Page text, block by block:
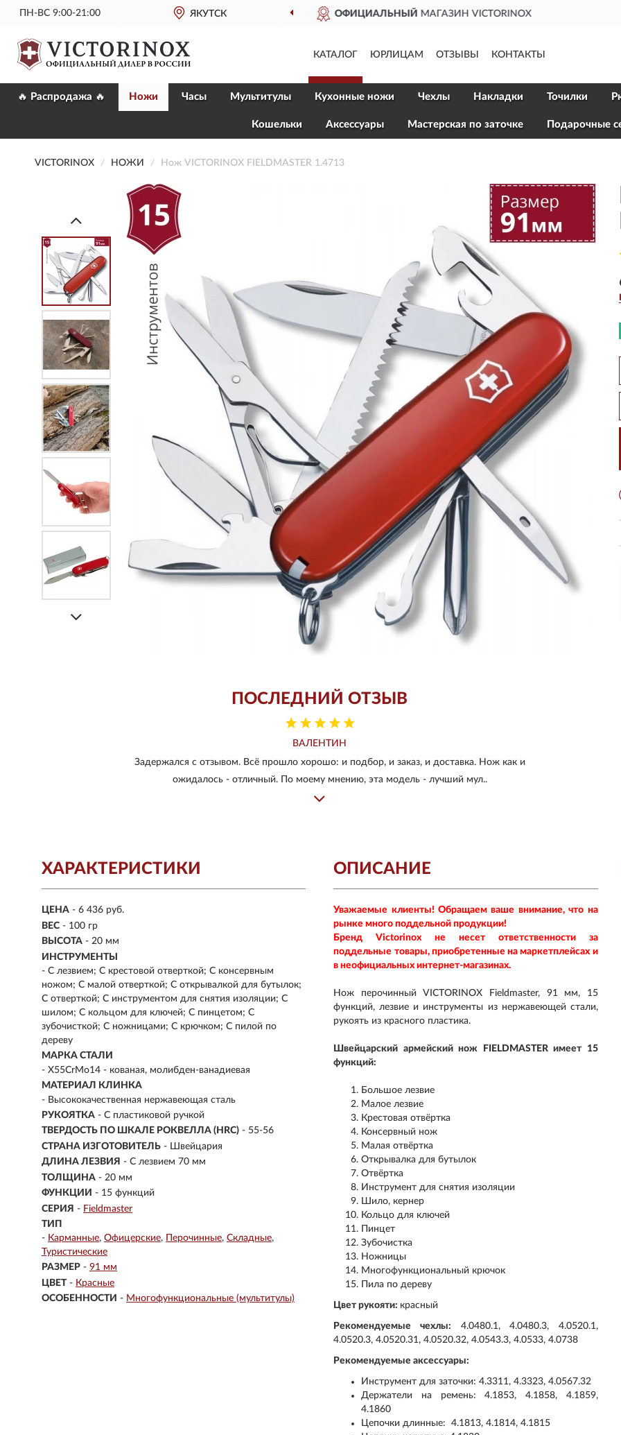
ПН-ВС 9:00-21:00 ЯКУТСК
ОФИЦИАЛЬНЫЙ МАГАЗИН VICTORINOX ДОСТАВИМПО ВСЕЙ РОССИИ
КАТАЛОГ ЮРЛИЦАМ ОТЗЫВЫ КОНТАКТЫ
🔥 Распродажа 🔥 Ножи Часы Мультитулы Кухонные ножи Чехлы Накладки Точилки
Кошельки Aксессуары Мастерская по заточке Подарочные
VICTORINOX НОЖИ Нож VICTORINOX FIELDMASTER 1.4713
ПОСЛЕДНИЙ ОТЗЫВ
ВАЛЕНТИН
Задержался с отзывом. Всё прошло хорошо: и подбор, и заказ, и доставка. Нож как и
ожидалось - отличный. По моему мнению, эта модель - лучший мул..
ХАРАКТЕРИСТИКИ
ЦЕНА - 6 436 руб.
ВЕС - 100 гр
ВЫСОТА - 20 мм
ИНСТРУМЕНТЫ
- С лезвием; С крестовой отверткой; С консервным
ножом; С малой отверткой; С открывалкой для бутылок;
С отверткой; С инструментом для снятия изоляции; С
шилом; С кольцом для ключей; С пинцетом; С
зубочисткой; С ножницами; С крючком; С пилой по
дереву
МАРКА СТАЛИ
- X55CrMo14 - кованая, молибден-ванадиевая
МАТЕРИАЛ КЛИНКА
- Высококачественная нержавеющая сталь
РУКОЯТКА - С пластиковой ручкой
ТВЕРДОСТЬ ПО ШКАЛЕ РОКВЕЛЛА (HRC) - 55-56
СТРАНА ИЗГОТОВИТЕЛЬ - Швейцария
ДЛИНА ЛЕЗВИЯ - С лезвием 70 мм
ТОЛЩИНА - 20 мм
ФУНКЦИИ - 15 функций
СЕРИЯ - Fieldmaster
ТИП
- Карманные Офицерские Перочинные Складные
Туристические
РАЗМЕР - 91 мм
ЦВЕТ - Красные
ОСОБЕННОСТИ - Многофункциональные (мультитулы)
ОПИСАНИЕ
Уважаемые клиенты! Обращаем ваше внимание, что на
рынке много поддельной продукции!
Бренд Victorinox не несет ответственности за
поддельные товары, приобретенные на маркетплейсах и
в неофициальных интернет-магазинах.
Нож перочинный VICTORINOX Fieldmaster, 91 мм, 15
функций, лезвие и инструменты из нержавеющей стали,
рукоять из красного пластика.
Швейцарский армейский нож FIELDMASTER имеет 15
функций:
Большое лезвие
Малое лезвие
Крестовая отвёртка
Консервный нож
Малая отвёртка
Открывалка для бутылок
Отвёртка
Инструмент для снятия изоляции
Шило, кернер
Кольцо для ключей
Пинцет
Зубочистка
Ножницы
Многофункциональный крючок
Пила по дереву
Цвет рукояти: красный
Рекомендуемые чехлы: 4.0480.1, 4.0480.3, 4.0520.1,
4.0520.3, 4.0520.31, 4.0520.32, 4.0543.3, 4.0533, 4.0738
Рекомендуемые аксессуары:
Инструмент для заточки: 4.3311, 4.3323, 4.0567.32
Держатели на ремень: 4.1853, 4.1858, 4.1859,
4.1860
Цепочки длинные: 4.1813, 4.1814, 4.1815